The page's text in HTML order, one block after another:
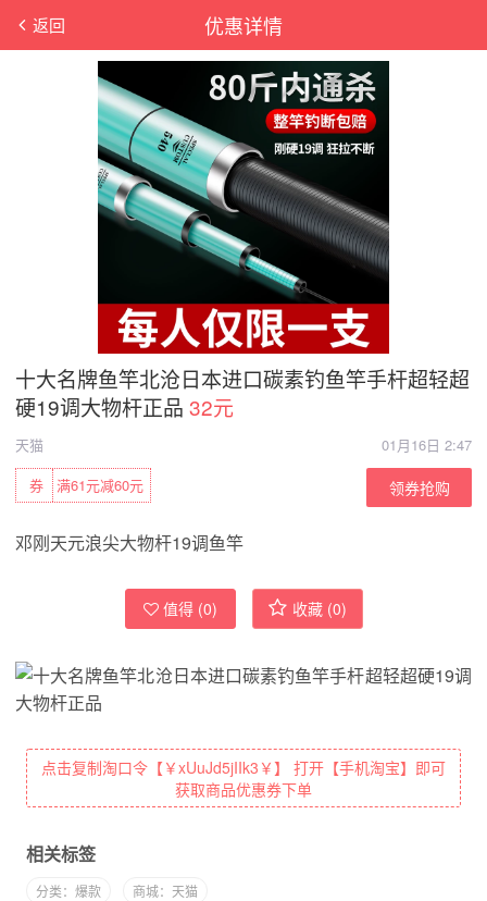
优惠详情
返回
十大名牌鱼竿北沧日本进口碳素钓鱼竿手杆超轻超
硬19调大物杆正品 32元
天猫
01月16日 2:47
满61元减60元
券 领券抢购
邓刚天元浪尖大物杆19调鱼竿
值得 (0) 收藏 (0)
点击复制淘口令【￥xUuJd5jIIk3￥】 打开【手机淘宝】即可
获取商品优惠券下单
相关标签
分类：爆款 商城：天猫